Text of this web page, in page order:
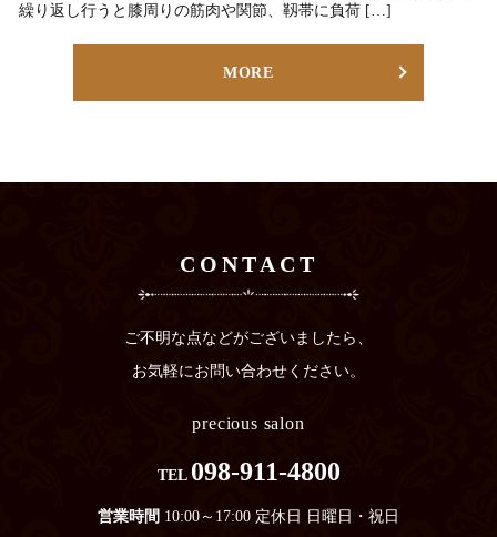
繰り返し行うと膝周りの筋肉や関節、靱帯に負荷 […]
MORE
CONTACT
ご不明な点などがございましたら、
お気軽にお問い合わせください。
precious salon
TEL 098-911-4800
営業時間 10:00～17:00 定休日 日曜日・祝日